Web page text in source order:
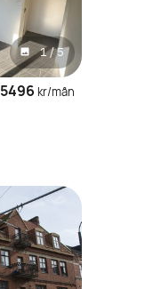
1/5
5496 kr/mån